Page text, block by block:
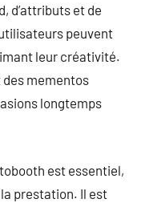
d’attributs et de
peuvent
leur créativité.
des mementos
longtemps
est essentiel,
prestation. Il est